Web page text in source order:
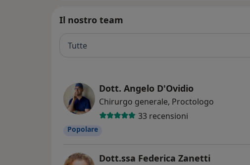
Il nostro team
Tutte
Dott. Angelo D'Ovidio
Chirurgo generale, Proctologo
33 recensioni
Popolare
Dott.ssa Federica Zanetti